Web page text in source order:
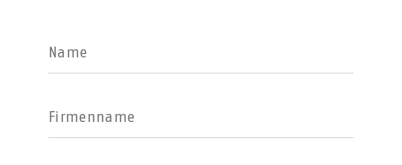
Name
Firmenname